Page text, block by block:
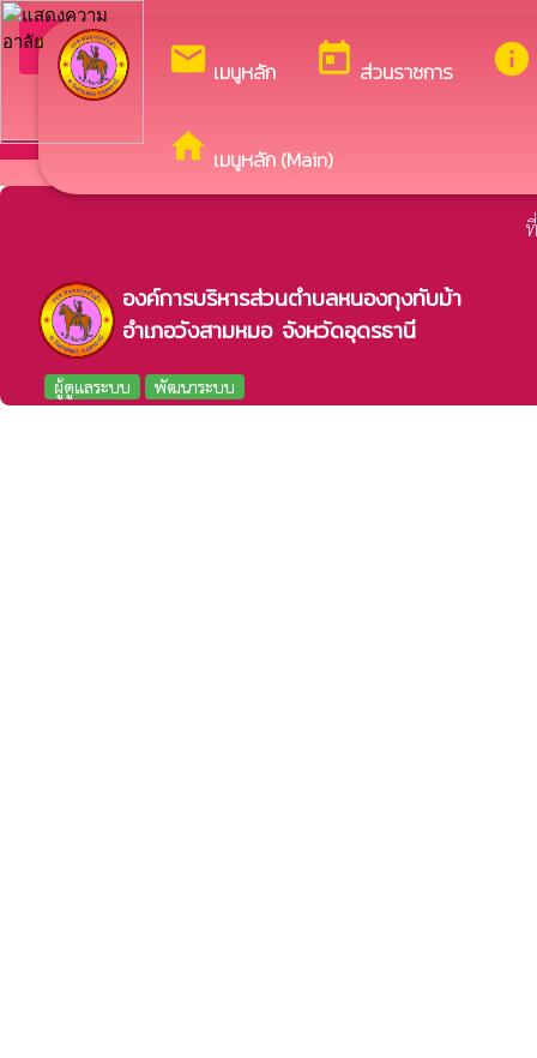
mail เมนูหลัก today ส่วนราชการ info
home เมนูหลัก (Main)
arrow_back_ios กลับเมนูหลัก ยินดีต้อนรับสู่เว็บไซ
องค์การบริหารส่วนตำบลหนองกุงทับม้า
อำเภอวังสามหมอ จังหวัดอุดรธานี
ผู้ดูแลระบบ พัฒนาระบบ